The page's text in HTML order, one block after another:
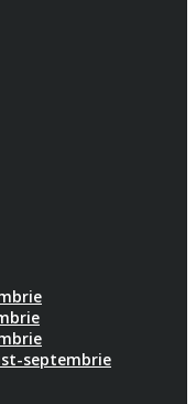
septembrie